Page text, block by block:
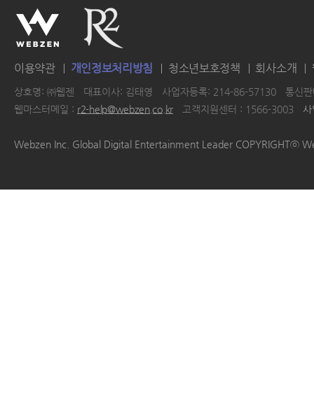
이용약관 개인정보처리방침 청소년보호정책 회사소개
상호명: ㈜웹젠 대표이사: 김태영 사업자등록: 214-86-57130
통신
웹마스터메일 : r2-help@webzen.co.kr 고객지원센터 : 1566-3003
Webzen Inc. Global Digital Entertainment Leader COPYRIGHTⓒ